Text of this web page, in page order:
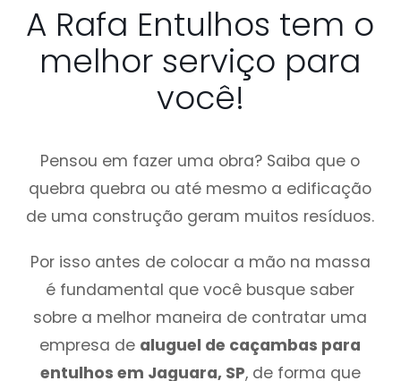
A Rafa Entulhos tem o
melhor serviço para
você!
Pensou em fazer uma obra? Saiba que o
quebra quebra ou até mesmo a edificação
de uma construção geram muitos resíduos.
Por isso antes de colocar a mão na massa
é fundamental que você busque saber
sobre a melhor maneira de contratar uma
empresa de aluguel de caçambas para
entulhos em Jaguara, SP, de forma que